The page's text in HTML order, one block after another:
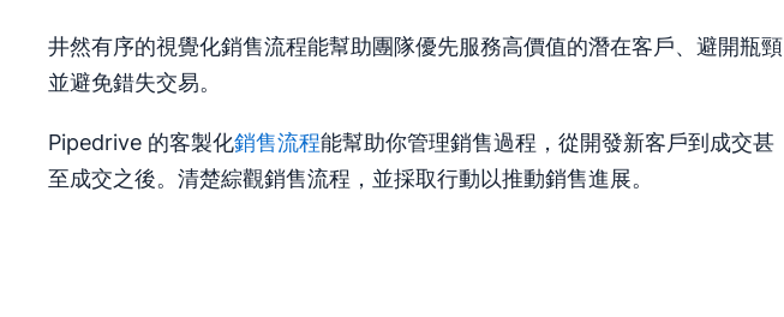
井然有序的視覺化銷售流程能幫助團隊優先服務高價值的潛在客戶、避開瓶頸
並避免錯失交易。
Pipedrive 的客製化銷售流程能幫助你管理銷售過程，從開發新客戶到成交甚
至成交之後。清楚綜觀銷售流程，並採取行動以推動銷售進展。